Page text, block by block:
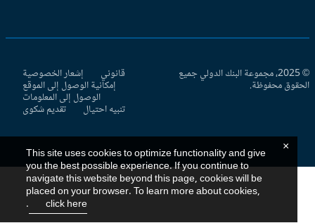
© 2025، مجموعة البنك الدولي جميع
محفوظة.
قانوني إشعار الخصوصية
إمكانية الوصول إلى الموقع
الوصول إلى المعلومات
تنبيه احتيال تقديم شكوى
This site uses cookies to optimize functionality and give
you the best possible experience. If you continue to
navigate this website beyond this page, cookies will be
placed on your browser. To learn more about cookies,
click here